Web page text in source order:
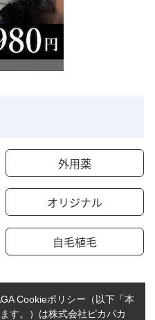
外用薬
オリジナル
自毛植毛
Cookieポリシー（以下「本
す。）は株式会社ピカパカ